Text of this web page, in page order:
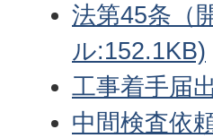
法第45条（
ル:152.1KB)
工事着手届
中間検査依